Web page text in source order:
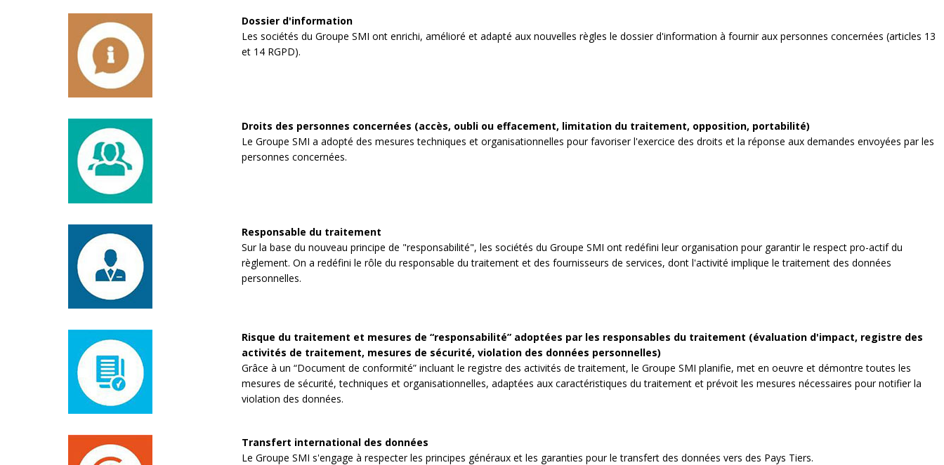
Dossier d'information
Les sociétés du Groupe SMI ont enrichi, amélioré et adapté aux nouvelles règles le dossier d'information à fournir aux personnes concernées (articles 13
et 14 RGPD).
Droits des personnes concernées (accès, oubli ou effacement, limitation du traitement, opposition, portabilité)
Le Groupe SMI a adopté des mesures techniques et organisationnelles pour favoriser l'exercice des droits et la réponse aux demandes envoyées par les
personnes concernées.
Responsable du traitement
Sur la base du nouveau principe de "responsabilité", les sociétés du Groupe SMI ont redéfini leur organisation pour garantir le respect pro-actif du
règlement. On a redéfini le rôle du responsable du traitement et des fournisseurs de services, dont l'activité implique le traitement des données
personnelles.
Risque du traitement et mesures de “responsabilité” adoptées par les responsables du traitement (évaluation d'impact, registre des
activités de traitement, mesures de sécurité, violation des données personnelles)
Grâce à un “Document de conformité” incluant le registre des activités de traitement, le Groupe SMI planifie, met en oeuvre et démontre toutes les
mesures de sécurité, techniques et organisationnelles, adaptées aux caractéristiques du traitement et prévoit les mesures nécessaires pour notifier la
violation des données.
Transfert international des données
Le Groupe SMI s'engage à respecter les principes généraux et les garanties pour le transfert des données vers des Pays Tiers.